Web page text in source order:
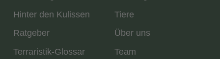
Hinter den Kulissen
Ratgeber
Terraristik-Glossar
Tiere
Über uns
Team